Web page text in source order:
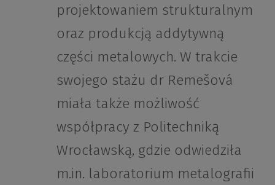
projektowaniem strukturalnym
oraz produkcją addytywną
części metalowych. W trakcie
swojego stażu dr Remešová
miała także możliwość
współpracy z Politechniką
Wrocławską, gdzie odwiedziła
m.in. laboratorium metalografii